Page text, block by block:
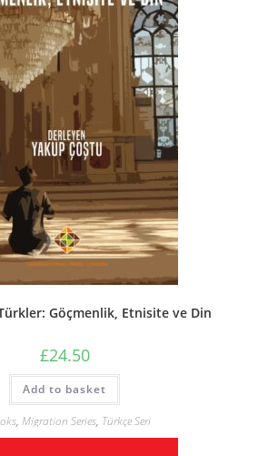
Göçmenlik, Etnisite ve Din
£24.50
Add to basket
, Migration Series, Türkçe Seri